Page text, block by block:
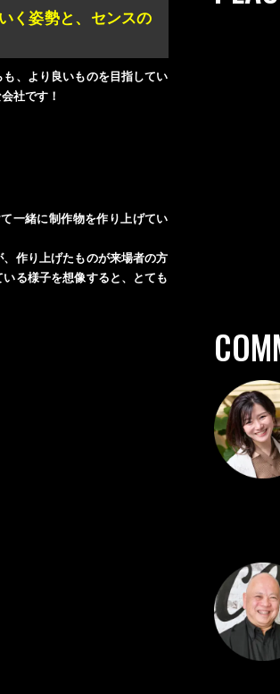
く姿勢と、センスの
、より良いものを目指してい
社です！
一緒に制作物を作り上げてい
作り上げたものが来場者の方
る様子を想像すると、とても